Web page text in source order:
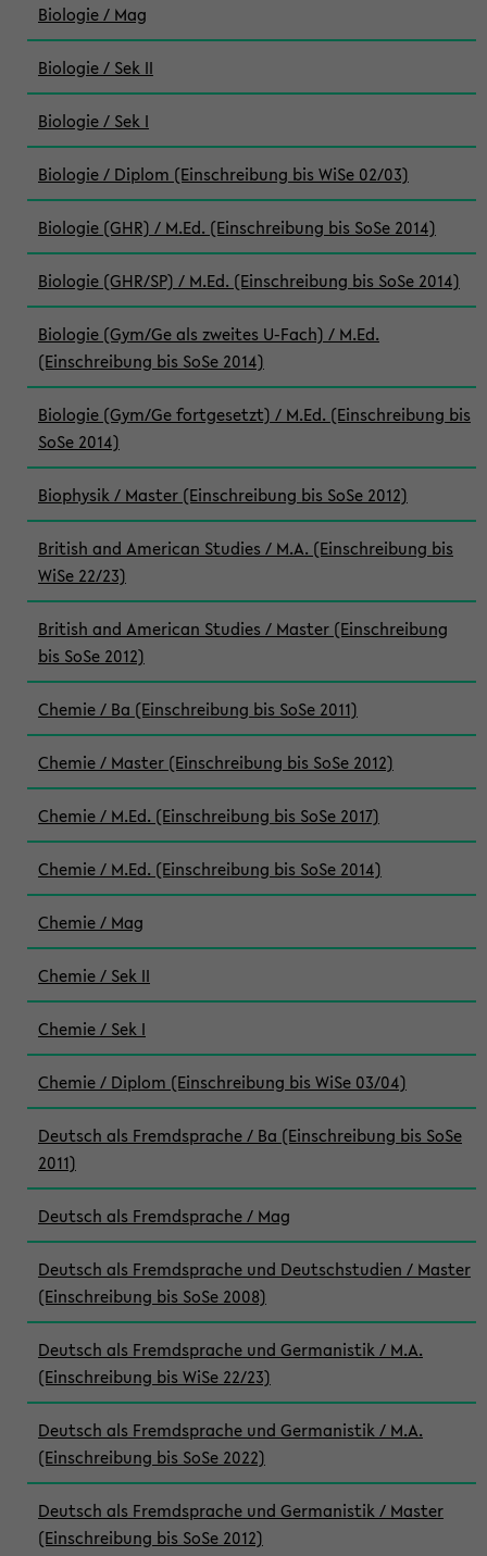
Biologie / Mag
Biologie / Sek II
Biologie / Sek I
Biologie / Diplom (Einschreibung bis WiSe 02/03)
Biologie (GHR) / M.Ed. (Einschreibung bis SoSe 2014)
Biologie (GHR/SP) / M.Ed. (Einschreibung bis SoSe 2014)
Biologie (Gym/Ge als zweites U-Fach) / M.Ed.
(Einschreibung bis SoSe 2014)
Biologie (Gym/Ge fortgesetzt) / M.Ed. (Einschreibung bis
SoSe 2014)
Biophysik / Master (Einschreibung bis SoSe 2012)
British and American Studies / M.A. (Einschreibung bis
WiSe 22/23)
British and American Studies / Master (Einschreibung
bis SoSe 2012)
Chemie / Ba (Einschreibung bis SoSe 2011)
Chemie / Master (Einschreibung bis SoSe 2012)
Chemie / M.Ed. (Einschreibung bis SoSe 2017)
Chemie / M.Ed. (Einschreibung bis SoSe 2014)
Chemie / Mag
Chemie / Sek II
Chemie / Sek I
Chemie / Diplom (Einschreibung bis WiSe 03/04)
Deutsch als Fremdsprache / Ba (Einschreibung bis SoSe
2011)
Deutsch als Fremdsprache / Mag
Deutsch als Fremdsprache und Deutschstudien / Master
(Einschreibung bis SoSe 2008)
Deutsch als Fremdsprache und Germanistik / M.A.
(Einschreibung bis WiSe 22/23)
Deutsch als Fremdsprache und Germanistik / M.A.
(Einschreibung bis SoSe 2022)
Deutsch als Fremdsprache und Germanistik / Master
(Einschreibung bis SoSe 2012)